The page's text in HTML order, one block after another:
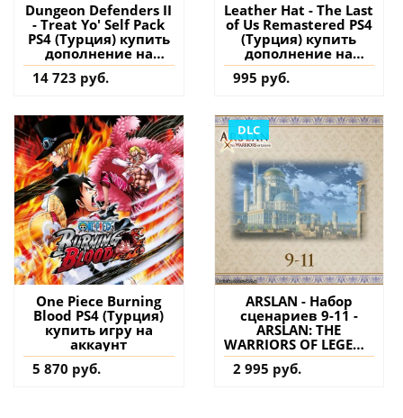
Dungeon Defenders II
- Treat Yo' Self Pack
PS4 (Турция) купить
дополнение на
аккаунт
14 723 руб.
Leather Hat - The Last
of Us Remastered PS4
(Турция) купить
дополнение на
аккаунт
995 руб.
One Piece Burning
Blood PS4 (Турция)
купить игру на
аккаунт
5 870 руб.
DLC
ARSLAN - Набор
сценариев 9-11 -
ARSLAN: THE
WARRIORS OF LEGEND
PS4 (Турция) купить
дополнение на
2 995 руб.